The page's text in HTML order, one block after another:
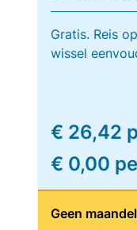
Gratis. Reis
wissel
€ 26,42
€ 0,00
Geen